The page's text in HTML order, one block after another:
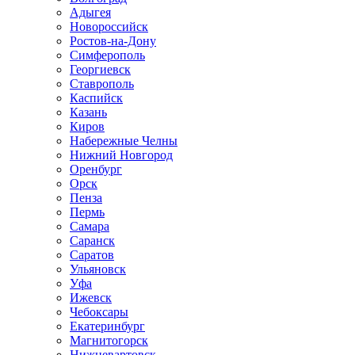
Адыгея
Новороссийск
Ростов-на-Дону
Симферополь
Георгиевск
Ставрополь
Каспийск
Казань
Киров
Набережные Челны
Нижний Новгород
Оренбург
Орск
Пенза
Пермь
Самара
Саранск
Саратов
Ульяновск
Уфа
Ижевск
Чебоксары
Екатеринбург
Магнитогорск